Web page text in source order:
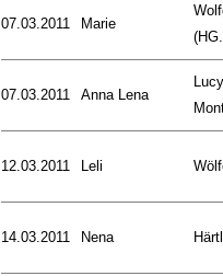
07.03.2011 Marie
07.03.2011 Anna Lena
12.03.2011 Leli
14.03.2011 Nena